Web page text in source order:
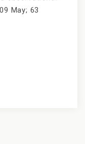
May; 63